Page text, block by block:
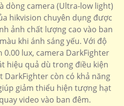
'
dòng camera (Ultra-low light)
hikvision chuyên dụng được
ảnh chất lượng cao vào ban
khi ánh sáng yếu. Với độ
0.00 lux, camera DarkFighter
hiệu quả dù trong điều kiện
còn có khả năng
giảm thiểu hiện tượng hạt
video vào ban đêm.